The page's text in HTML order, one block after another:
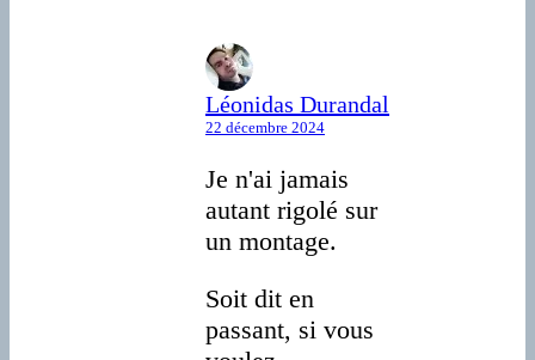
Léonidas Durandal
22 décembre 2024
Je n'ai jamais
autant rigolé sur
un montage.
Soit dit en
passant, si vous